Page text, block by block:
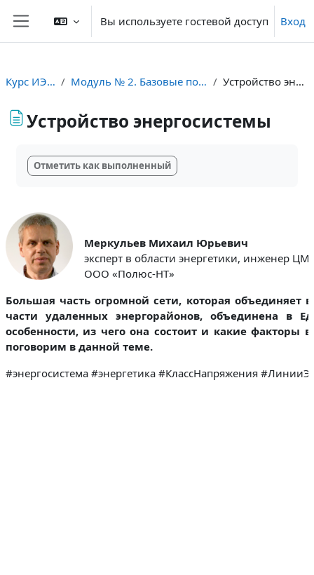
Перейти к основному содержанию
Боковая панель
Вы используете гостевой доступ Вход
Курс ИЭС Югра Модуль № 2. Базовые понятия энергетики Устройство энергосистемы
Устройство энергосистемы
Отметить как выполненный
Меркульев Михаил Юрьевич
эксперт в области энергетики, инженер
ООО «Полюс-НТ»
Большая часть огромной сети, которая объединяет
части удаленных энергорайонов, объединена в
особенности, из чего она состоит и какие факторы
поговорим в данной теме.
#энергосистема #энергетика #КлассНапряжения